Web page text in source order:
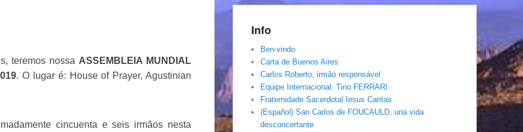
teremos nossa ASSEMBLEIA MUNDIAL
. O lugar é: House of Prayer, Agustinian
cincuenta e seis irmãos nesta
Info
Ben-vindo
Carta de Buenos Aires
Carlos Roberto, irmâo responsável
Equipe Internacional. Tino FERRARI
Fraternidade Sacerdotal Iesus Caritas
(Español) San Carlos de FOUCAULD, una vida
desconcertante